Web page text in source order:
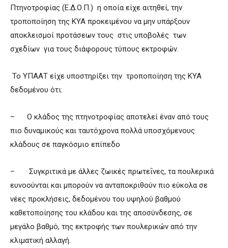
Πτηνοτροφίας (Ε.Δ.Ο.Π.) η οποία είχε αιτηθεί, την
τροποποίηση της ΚΥΑ προκειμένου να μην υπάρξουν
αποκλεισμοί προτάσεων τους στις υποβολές των
σχεδίων για τους διάφορους τύπους εκτροφών.
Το ΥΠΑΑΤ είχε υποστηρίξει την τροποποίηση της ΚΥΑ
δεδομένου ότι:
– Ο κλάδος της πτηνοτροφίας αποτελεί έναν από τους
πιο δυναμικούς και ταυτόχρονα πολλά υποσχόμενους
κλάδους σε παγκόσμιο επίπεδο
– Συγκριτικά με άλλες ζωικές πρωτεΐνες, τα πουλερικά
ευνοούνται και μπορούν να ανταποκριθούν πιο εύκολα σε
νέες προκλήσεις, δεδομένου του υψηλού βαθμού
καθετοποίησης του κλάδου και της αποσύνδεσης, σε
μεγάλο βαθμό, της εκτροφής των πουλερικών από την
κλιματική αλλαγή.